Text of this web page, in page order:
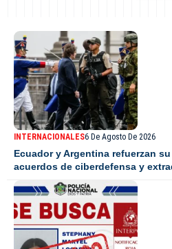
INTERNACIONALES6 De Agosto De 2026
Ecuador y Argentina refuerzan
acuerdos de ciberdefensa y